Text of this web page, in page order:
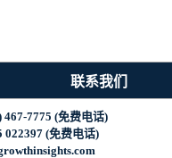
联系我们
467-7775 (免费电话)
022397 (免费电话)